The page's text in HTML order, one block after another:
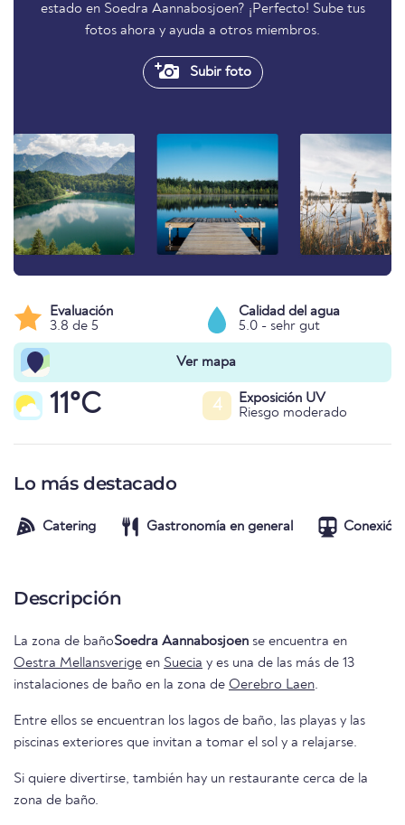
estado en Soedra Aannabosjoen? ¡Perfecto! Sube tus
fotos ahora y ayuda a otros miembros.
Subir foto
Evaluación
3.8 de 5
Calidad del agua
5.0 - sehr gut
Ver mapa
11°C 4
Exposición UV
Riesgo moderado
Lo más destacado
Catering Gastronomía en general
Descripción
La zona de bañoSoedra Aannabosjoen se encuentra en
Oestra Mellansverige en Suecia y es una de las más de 13
instalaciones de baño en la zona de Oerebro Laen.
Entre ellos se encuentran los lagos de baño, las playas y las
piscinas exteriores que invitan a tomar el sol y a relajarse.
Si quiere divertirse, también hay un restaurante cerca de la
zona de baño.